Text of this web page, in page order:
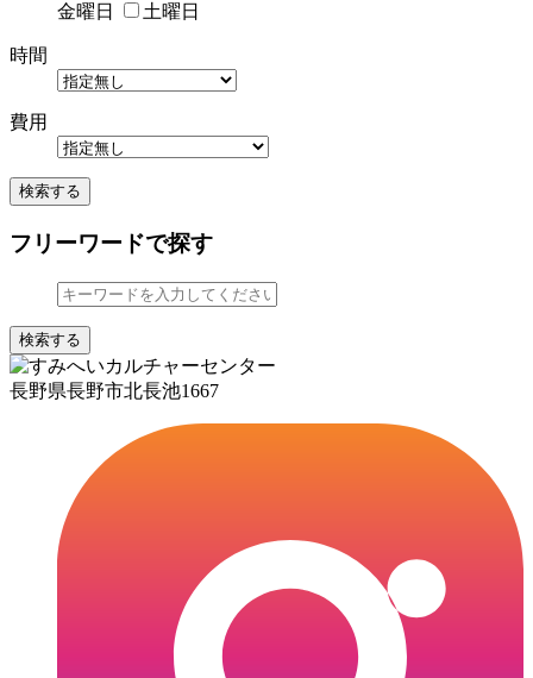
金曜日
土曜日
時間
費用
検索する
フリーワードで探す
検索する
長野県長野市北長池1667